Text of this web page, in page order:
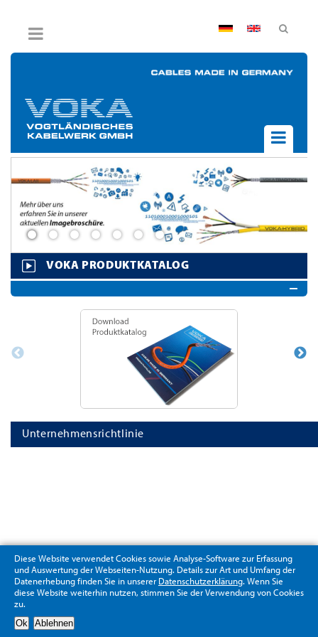
AGB
Impressum
Widerruf
UNTERNEHMEN
PRODUKTE
BPVO
JOB & KARRIERE
KONTAKT
VOKA PRODUKTKATALOG
Unternehmensrichtlinie
Diese Website verwendet Cookies sowie Analyse-Software zur Erfassung
und Auswertung der Webseiten-Nutzung. Details zur Art und Umfang der
Datenerhebung finden Sie in unserer Datenschutzerklärung. Wenn Sie
diese Website weiterhin nutzen, stimmen Sie der Verwendung von Cookies
zu.